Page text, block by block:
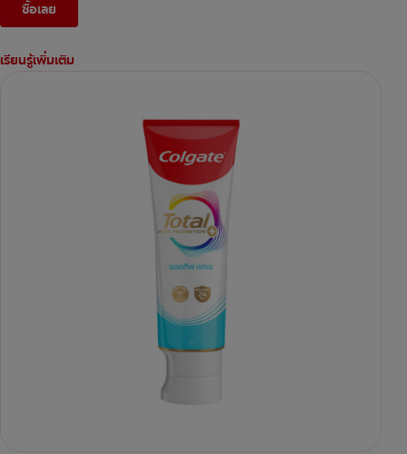
ซื้อเลย
เรียนรู้เพิ่มเติม